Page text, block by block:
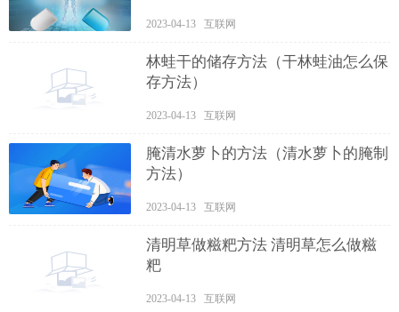
2023-04-13 互联网
林蛙干的储存方法（干林蛙油怎么保
存方法）
2023-04-13 互联网
腌清水萝卜的方法（清水萝卜的腌制
方法）
2023-04-13 互联网
清明草做糍粑方法 清明草怎么做糍
粑
2023-04-13 互联网